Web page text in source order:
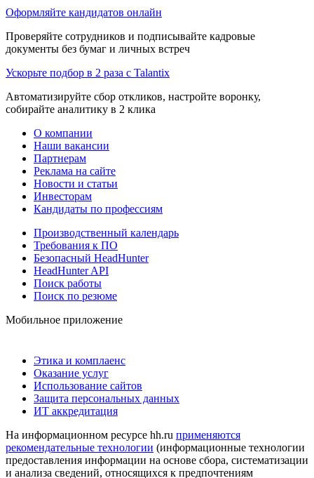
Оформляйте кандидатов онлайн
Проверяйте сотрудников и подписывайте кадровые
документы без бумаг и личных встреч
Ускорьте подбор в 2 раза с Talantix
Автоматизируйте сбор откликов, настройте воронку,
собирайте аналитику в 2 клика
О компании
Наши вакансии
Партнерам
Реклама на сайте
Новости и статьи
Инвесторам
Кандидаты по профессиям
Производственный календарь
Требования к ПО
Безопасный HeadHunter
HeadHunter API
Поиск работы
Поиск по резюме
Мобильное приложение
Этика и комплаенс
Оказание услуг
Использование сайтов
Защита персональных данных
ИТ аккредитация
На информационном ресурсе hh.ru применяются
рекомендательные технологии (информационные технологии
предоставления информации на основе сбора, систематизации
и анализа сведений, относящихся к предпочтениям